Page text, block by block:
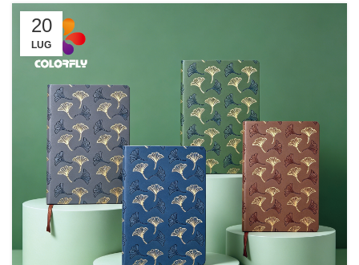
20
LUG